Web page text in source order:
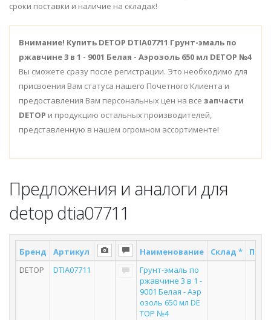
сроки поставки и наличие на складах!
Внимание! Купить DETOP DTIA07711 Грунт-эмаль по
ржавчине 3 в 1 - 9001 Белая - Аэрозоль 650 мл DETOP №4
Вы сможете сразу после регистрации. Это необходимо для
присвоения Вам статуса нашего Почетного Клиента и
предоставления Вам персональных цен на все запчасти
DETOP и продукцию остальных производителей,
представленную в нашем огромном ассортименте!
Предложения и аналоги для
detop dtia07711
Бренд Артикул Наименование Склад *
DETOP
DTIA07711
Грунт-эмаль по
ржавчине 3 в 1 -
9001 Белая - Аэр
озоль 650 мл DE
TOP №4